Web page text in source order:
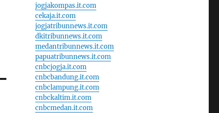
jogjakompas.it.com
cekaja.it.com
jogjatribunnews.it.com
dkitribunnews.it.com
medantribunnews.it.com
papuatribunnews.it.com
cnbcjogja.it.com
cnbcbandung.it.com
cnbclampung.it.com
cnbckaltim.it.com
cnbcmedan.it.com